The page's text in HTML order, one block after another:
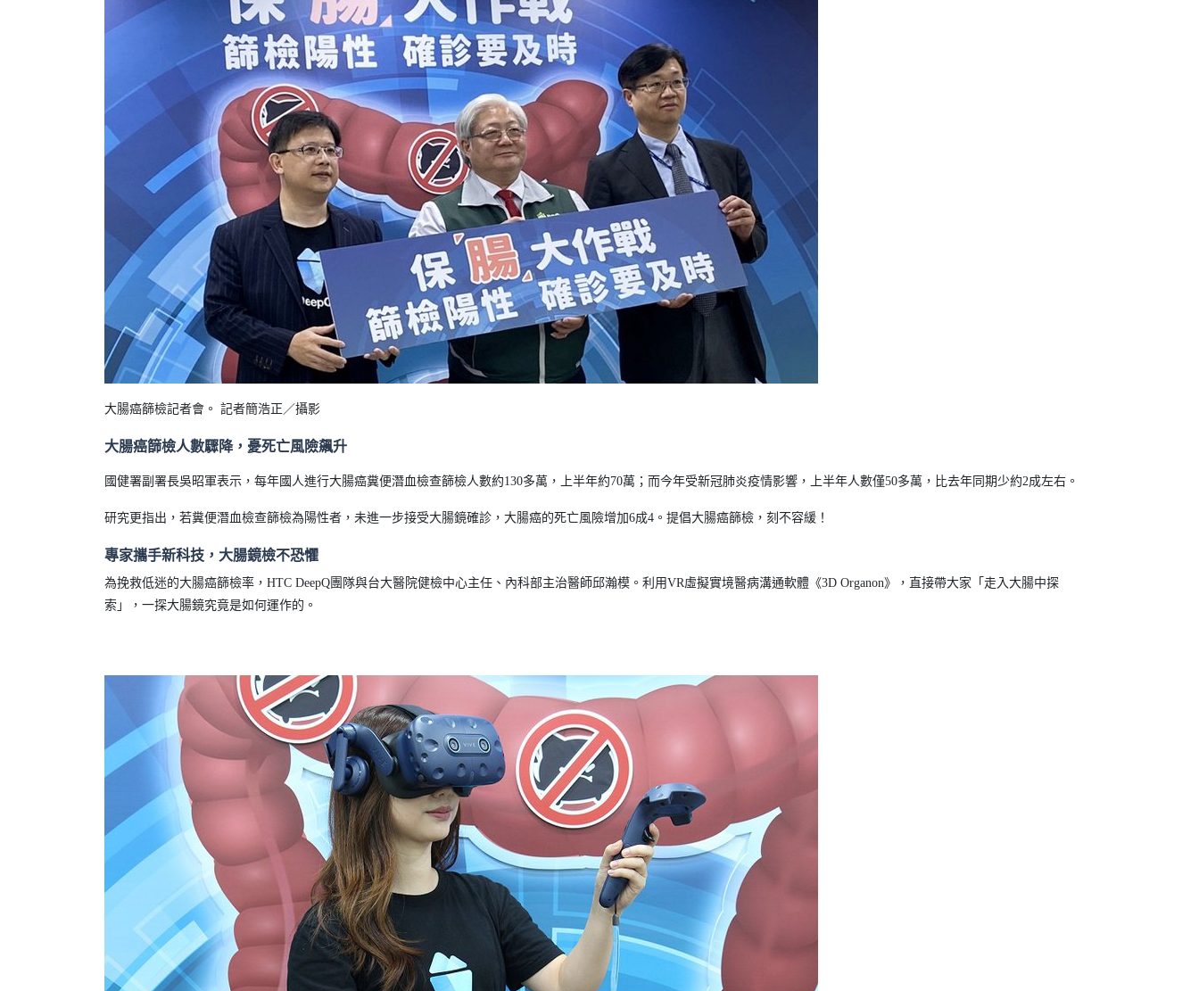
大腸癌篩檢記者會。 記者簡浩正／攝影
大腸癌篩檢人數驟降，憂死亡風險飆升
國健署副署長吳昭軍表示，每年國人進行大腸癌糞便潛血檢查篩檢人數約130多萬，上半年約70萬；而今年受新冠肺炎疫情影響，上半年人數僅50多萬，比去年同期少約2成左右。
研究更指出，若糞便潛血檢查篩檢為陽性者，未進一步接受大腸鏡確診，大腸癌的死亡風險增加6成4。提倡大腸癌篩檢，刻不容緩！
專家攜手新科技，大腸鏡檢不恐懼
為挽救低迷的大腸癌篩檢率，HTC DeepQ團隊與台大醫院健檢中心主任、內科部主治醫師邱瀚模。利用VR虛擬實境醫病溝通軟體《3D Organon》，直接帶大家「走入大腸中探
索」，一探大腸鏡究竟是如何運作的。